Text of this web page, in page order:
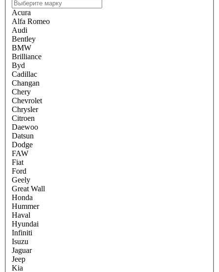
Acura
Alfa Romeo
Audi
Bentley
BMW
Brilliance
Byd
Cadillac
Changan
Chery
Chevrolet
Chrysler
Citroen
Daewoo
Datsun
Dodge
FAW
Fiat
Ford
Geely
Great Wall
Honda
Hummer
Haval
Hyundai
Infiniti
Isuzu
Jaguar
Jeep
Kia